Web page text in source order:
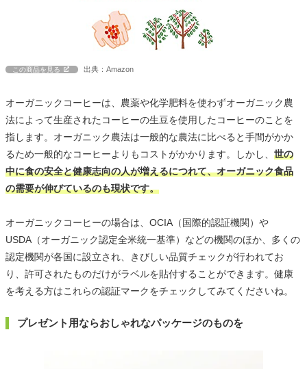
この商品を見る 出典：Amazon
オーガニックコーヒーは、農薬や化学肥料を使わずオーガニック農
法によって生産されたコーヒーの生豆を使用したコーヒーのことを
指します。オーガニック農法は一般的な農法に比べると手間がかか
るため一般的なコーヒーよりもコストがかかります。しかし、 世の
中に食の安全と健康志向の人が増えるにつれて、オーガニック食品
の需要が伸びているのも現状です。
オーガニックコーヒーの場合は、OCIA（国際的認証機関）や
USDA（オーガニック認定全米統一基準）などの機関のほか、多くの
認定機関が各国に設立され、きびしい品質チェックが行われてお
り、許可されたものだけがラベルを貼付することができます。健康
を考える方はこれらの認証マークをチェックしてみてくださいね。
プレゼント用ならおしゃれなパッケージのものを